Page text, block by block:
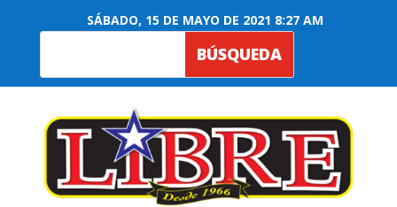
SÁBADO, 15 DE MAYO DE 2021 8:27 AM